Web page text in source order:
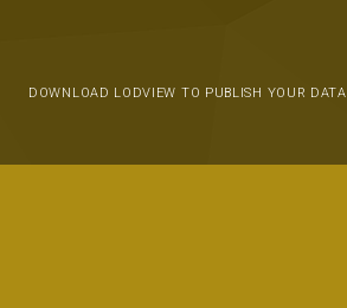
DOWNLOAD LODVIEW TO PUBLISH YOUR DATA